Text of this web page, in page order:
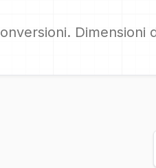
Dimensioni